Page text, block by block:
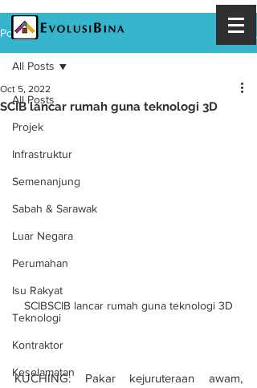
Post
All Posts
Projek
Infrastruktur
Semenanjung
Sabah & Sarawak
Luar Negara
Perumahan
Isu Rakyat
Teknologi
Kontraktor
Keselamatan
All Posts
SCIB lancar rumah guna teknologi 3D
Oct 5, 2022
SCIBSCIB lancar rumah guna teknologi 3D
KUCHING: Pakar kejuruteraan awam,